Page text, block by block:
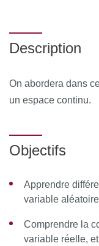
Description
On abordera dans
un espace continu.
Objectifs
Apprendre
variable
Comprendre la
variable réelle,